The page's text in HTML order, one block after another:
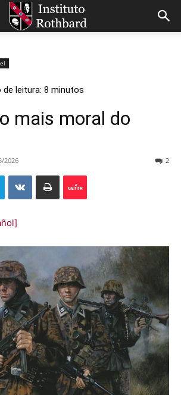
mais moral do
2026 2